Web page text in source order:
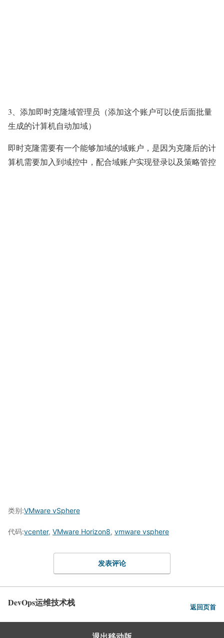
3、添加即时克隆域管理员（添加这个账户可以使后面批量
生成的计算机自动加域）
即时克隆需要有一个能够加域的域账户，是因为克隆后的计
算机需要加入到域控中，配合域账户实现登录以及策略管控
类别:VMware vSphere
代码:vcenter, VMware Horizon8, vmware vsphere
发表评论
DevOps运维技术栈 返回页首